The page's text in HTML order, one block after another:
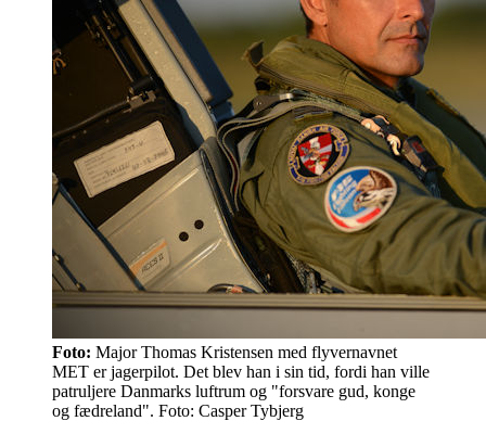
Foto: Major Thomas Kristensen med flyvernavnet
MET er jagerpilot. Det blev han i sin tid, fordi han ville
patruljere Danmarks luftrum og "forsvare gud, konge
og fædreland". Foto: Casper Tybjerg